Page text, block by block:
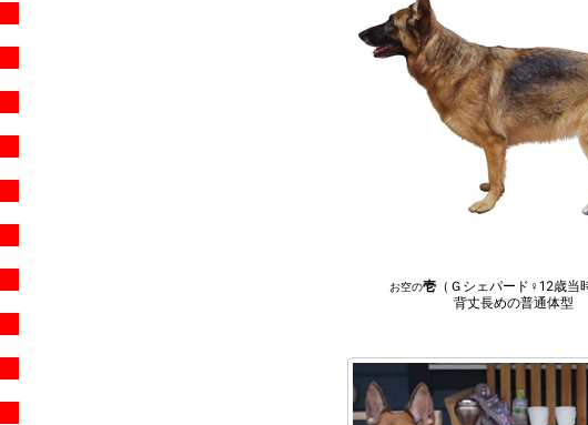
お空の壱 （Ｇシェパード♀12歳当
背丈長めの普通体型